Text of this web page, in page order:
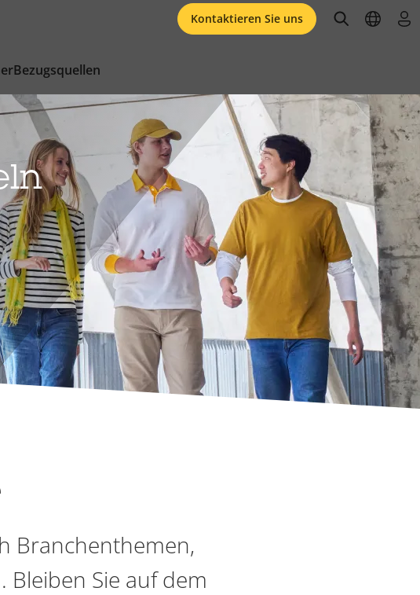
Bezugsquellen
Kontaktieren Sie uns openopen
Branchenthemen,
Sie auf dem